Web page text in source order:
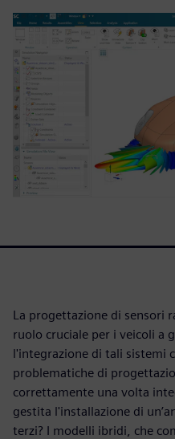
La progettazione di sensori
ruolo cruciale per i veicoli a
l'integrazione di tali sistemi
problematiche di
correttamente una volta
gestita l'installazione di
terzi? I modelli ibridi, che